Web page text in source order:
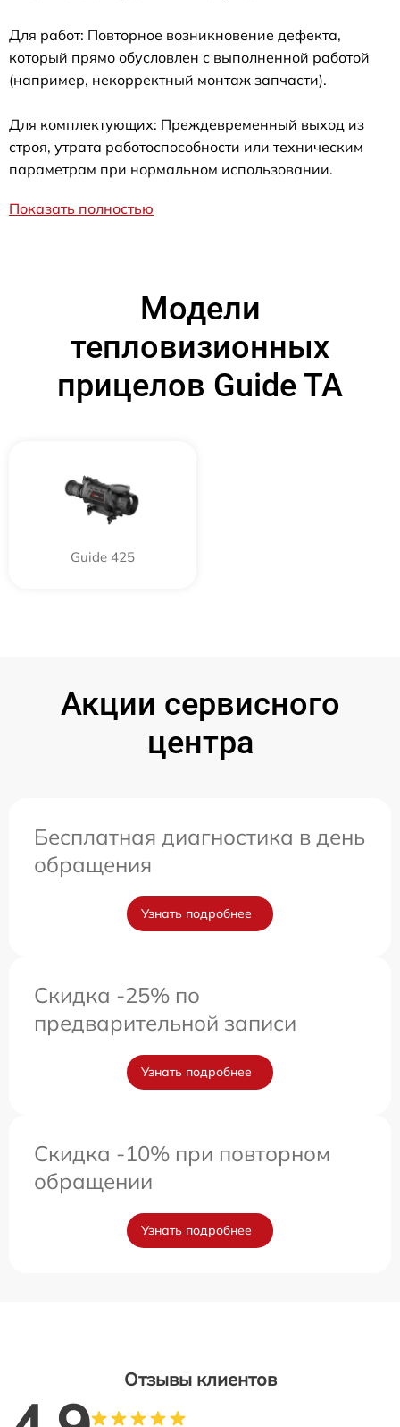
Для работ: Повторное возникновение дефекта,
который прямо обусловлен с выполненной работой
(например, некорректный монтаж запчасти).
Для комплектующих: Преждевременный выход из
строя, утрата работоспособности или техническим
параметрам при нормальном использовании.
Показать полностью
Модели
тепловизионных
прицелов Guide TA
Guide 425
Акции сервисного
центра
Бесплатная диагностика в день
обращения
Узнать подробнее
Скидка -25% по
предварительной записи
Узнать подробнее
Скидка -10% при повторном
обращении
Узнать подробнее
Отзывы клиентов